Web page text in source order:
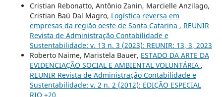
Cristian Rebonatto, Antônio Zanin, Marcielle Anzilago,
Cristian Baú Dal Magro, Logística reversa em
empresas da região oeste de Santa Catarina , REUNIR
Revista de Administração Contabilidade e
Sustentabilidade: v. 13 n. 3 (2023): REUNIR: 13, 3, 2023
Roberto Naime, Maristela Bauer, ESTADO DA ARTE DA
EVIDENCIAÇÃO SOCIAL E AMBIENTAL VOLUNTÁRIA ,
REUNIR Revista de Administração Contabilidade e
Sustentabilidade: v. 2 n. 2 (2012): EDIÇÃO ESPECIAL
RIO +20